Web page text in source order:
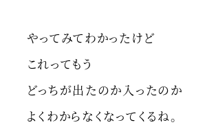
やってみてわかったけど
これってもう
どっちが出たのか入ったのか
よくわからなくなってくるね。